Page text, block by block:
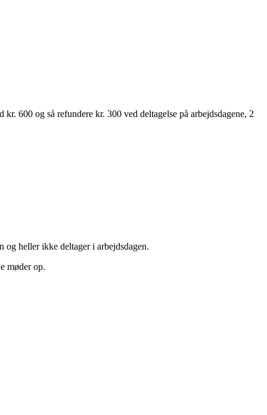
600 og så refundere kr. 300 ved deltagelse på arbejdsdagene, 2
heller ikke deltager i arbejdsdagen.
møder op.